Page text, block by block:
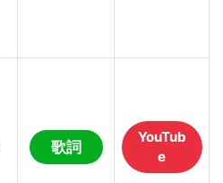
歌詞
YouTub
e